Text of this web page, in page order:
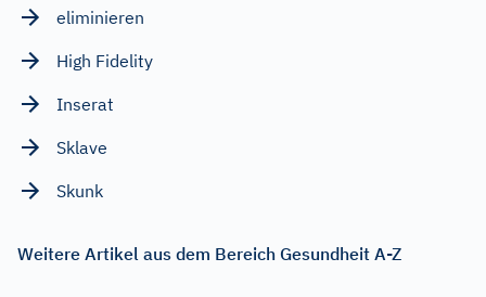
eliminieren
High Fidelity
Inserat
Sklave
Skunk
Weitere Artikel aus dem Bereich Gesundheit A-Z